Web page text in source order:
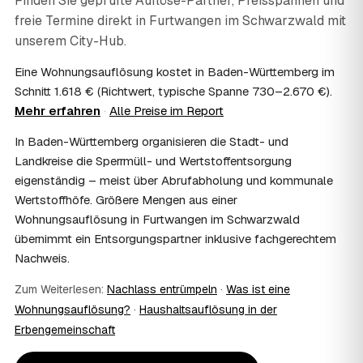
Umständen als Nachlassverbindlichkeit. Sie erhalten eine
ordentliche Rechnung mit ausgewiesenem Lohnanteil; die
genaue Anrechnung klären Sie mit Ihrem Steuerberater.
sein?
Nicht zwingend. Viele Auflösungen in Furtwangen im
Schwarzwald laufen nach Schlüsselübergabe ohne Sie ab
aber jederzeit dabei sein, etwa um Wertsachen oder
persönliche Unterlagen vorab zu sichern.
10 Bekomme ich einen Entsorgungsnachweis?
Ja. Auf Wunsch erhalten Sie einen Entsorgungsnachweis
über die fachgerechte Verwertung — wichtig als Beleg
gegenüber Vermieter, Behörden oder für die
Erbengemeinschaft.
Fachgerechte Entsorgung über zugelassene Höfe —
Wertstoffe werden recycelt oder gespendet, mit
Nachweis.
freie Termine direkt in Furtwangen im Schwarzwald mit
unserem City-Hub.
Eine Wohnungsauflösung kostet in Baden-Württemberg im
Schnitt 1.618 € (Richtwert, typische Spanne 730–2.670 €).
Mehr erfahren · Alle Preise im Report
In Baden-Württemberg organisieren die Stadt- und
Landkreise die Sperrmüll- und Wertstoffentsorgung
eigenständig – meist über Abrufabholung und kommunale
Wertstoffhöfe. Größere Mengen aus einer
Wohnungsauflösung in Furtwangen im Schwarzwald
übernimmt ein Entsorgungspartner inklusive fachgerechtem
Nachweis.
Zum Weiterlesen: Nachlass entrümpeln · Was ist eine
Wohnungsauflösung? · Haushaltsauflösung in der
Erbengemeinschaft